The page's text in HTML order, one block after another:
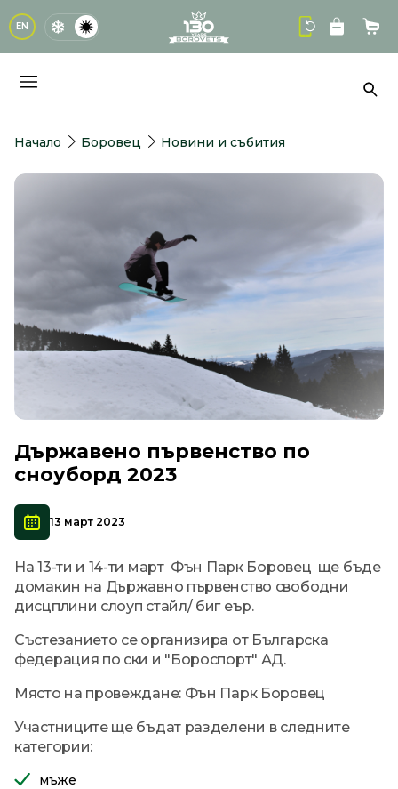
EN logo
Начало Боровец Новини и събития
Държавено първенство по
сноуборд 2023
13 март 2023
На 13-ти и 14-ти март Фън Парк Боровец ще бъде
домакин на Държавно първенство свободни
дисцплини слоуп стайл/ биг еър.
Състезанието се организира от Българска
федерация по ски и "Бороспорт" АД.
Място на провеждане: Фън Парк Боровец
Участниците ще бъдат разделени в следните
категории:
мъже